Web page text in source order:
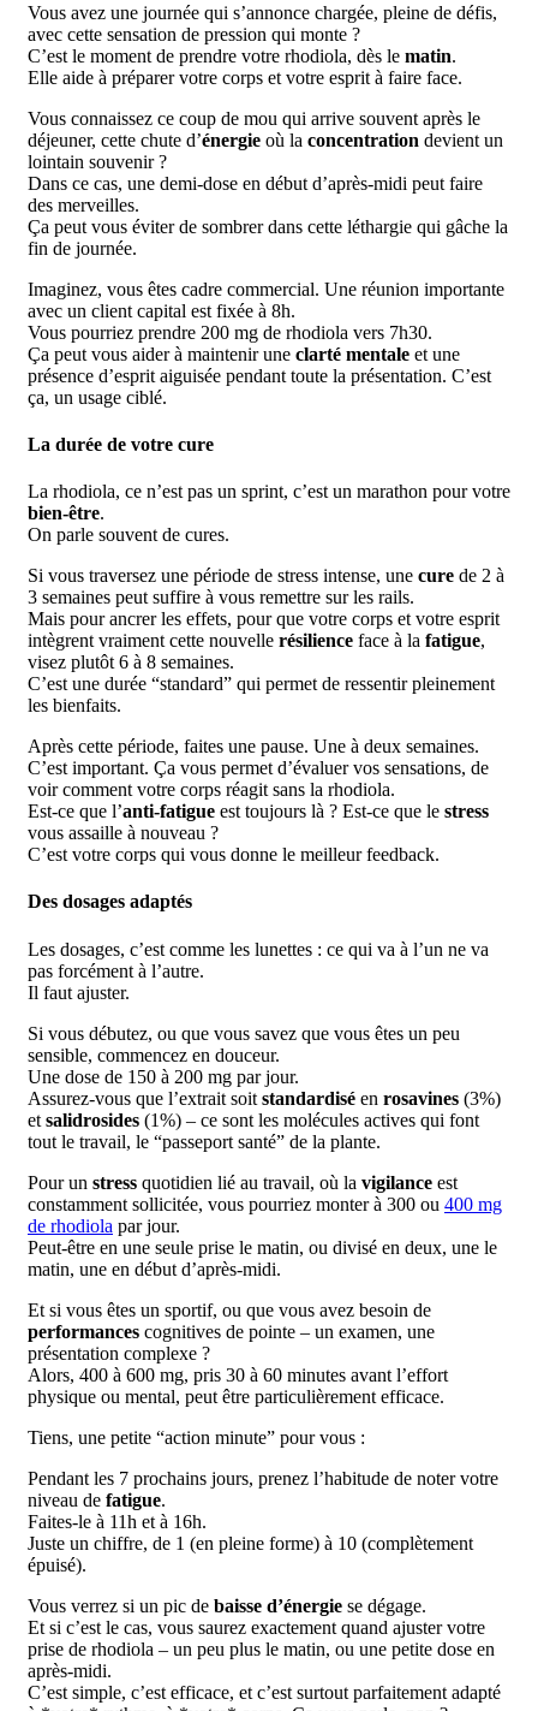
Vous avez une journée qui s’annonce chargée, pleine de défis,
avec cette sensation de pression qui monte ?
C’est le moment de prendre votre rhodiola, dès le matin.
Elle aide à préparer votre corps et votre esprit à faire face.
Vous connaissez ce coup de mou qui arrive souvent après le
déjeuner, cette chute d’énergie où la concentration devient un
lointain souvenir ?
Dans ce cas, une demi-dose en début d’après-midi peut faire
des merveilles.
Ça peut vous éviter de sombrer dans cette léthargie qui gâche la
fin de journée.
Imaginez, vous êtes cadre commercial. Une réunion importante
avec un client capital est fixée à 8h.
Vous pourriez prendre 200 mg de rhodiola vers 7h30.
Ça peut vous aider à maintenir une clarté mentale et une
présence d’esprit aiguisée pendant toute la présentation. C’est
ça, un usage ciblé.
La durée de votre cure
La rhodiola, ce n’est pas un sprint, c’est un marathon pour votre
bien-être.
On parle souvent de cures.
Si vous traversez une période de stress intense, une cure de 2 à
3 semaines peut suffire à vous remettre sur les rails.
Mais pour ancrer les effets, pour que votre corps et votre esprit
intègrent vraiment cette nouvelle résilience face à la fatigue,
visez plutôt 6 à 8 semaines.
C’est une durée “standard” qui permet de ressentir pleinement
les bienfaits.
Après cette période, faites une pause. Une à deux semaines.
C’est important. Ça vous permet d’évaluer vos sensations, de
voir comment votre corps réagit sans la rhodiola.
Est-ce que l’anti-fatigue est toujours là ? Est-ce que le stress
vous assaille à nouveau ?
C’est votre corps qui vous donne le meilleur feedback.
Des dosages adaptés
Les dosages, c’est comme les lunettes : ce qui va à l’un ne va
pas forcément à l’autre.
Il faut ajuster.
Si vous débutez, ou que vous savez que vous êtes un peu
sensible, commencez en douceur.
Une dose de 150 à 200 mg par jour.
Assurez-vous que l’extrait soit standardisé en rosavines (3%)
et salidrosides (1%) – ce sont les molécules actives qui font
tout le travail, le “passeport santé” de la plante.
Pour un stress quotidien lié au travail, où la vigilance est
constamment sollicitée, vous pourriez monter à 300 ou 400 mg
de rhodiola par jour.
Peut-être en une seule prise le matin, ou divisé en deux, une le
matin, une en début d’après-midi.
Et si vous êtes un sportif, ou que vous avez besoin de
performances cognitives de pointe – un examen, une
présentation complexe ?
Alors, 400 à 600 mg, pris 30 à 60 minutes avant l’effort
physique ou mental, peut être particulièrement efficace.
Tiens, une petite “action minute” pour vous :
Pendant les 7 prochains jours, prenez l’habitude de noter votre
niveau de fatigue.
Faites-le à 11h et à 16h.
Juste un chiffre, de 1 (en pleine forme) à 10 (complètement
épuisé).
Vous verrez si un pic de baisse d’énergie se dégage.
Et si c’est le cas, vous saurez exactement quand ajuster votre
prise de rhodiola – un peu plus le matin, ou une petite dose en
après-midi.
C’est simple, c’est efficace, et c’est surtout parfaitement adapté